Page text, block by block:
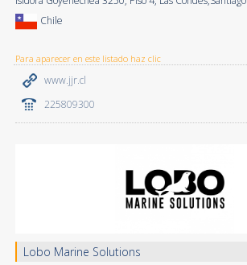
Chile
Para aparecer en este listado haz clic
www.jjr.cl
225809300
Lobo Marine Solutions